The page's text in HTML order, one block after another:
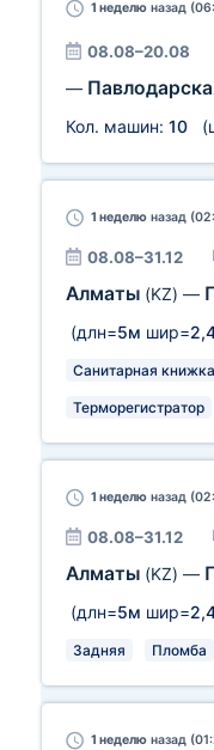
1 неделю назад
08.08–20.08
—
Кол. машин: 10
1 неделю назад
08.08–31.12
Алматы (KZ) —
(длн=5м шир=
Санитарная книжка
Терморегистратор
1 неделю назад
08.08–31.12
Алматы (KZ) —
(длн=5м шир=
Задняя Пломба
1 неделю назад